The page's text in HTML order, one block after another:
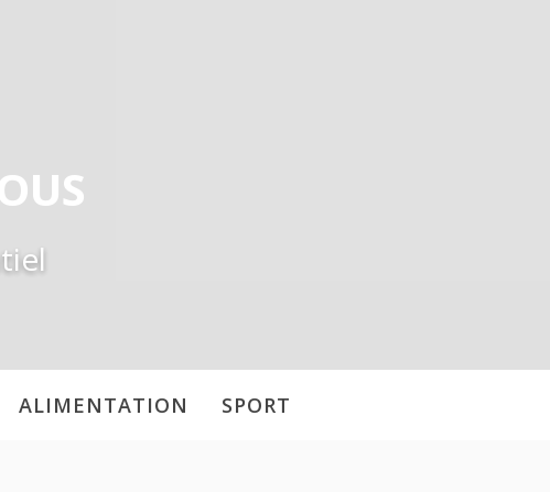
ALIMENTATION SPORT